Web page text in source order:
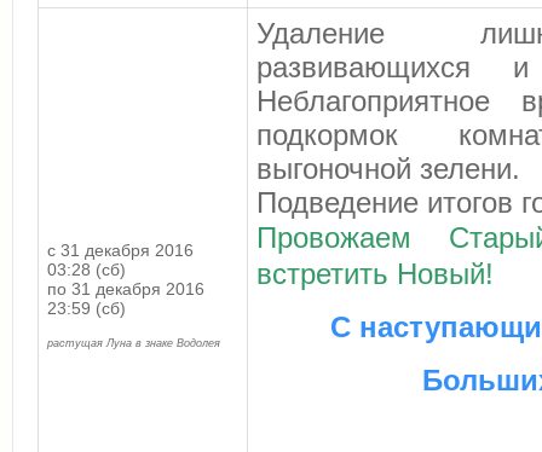
с 31 декабря 2016
03:28 (сб)
по 31 декабря 2016
23:59 (сб)
растущая Луна в знаке Водолея
Удаление
развивающихся
подкормок
выгоночной зелени.
Подведение итогов
Провожаем
встретить Новый!
С